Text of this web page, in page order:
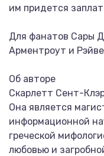
им придется
Для фанатов Сары
Арментроут и
Об авторе
Скарлетт Сент-
Она является
информационной
греческой
любовью и